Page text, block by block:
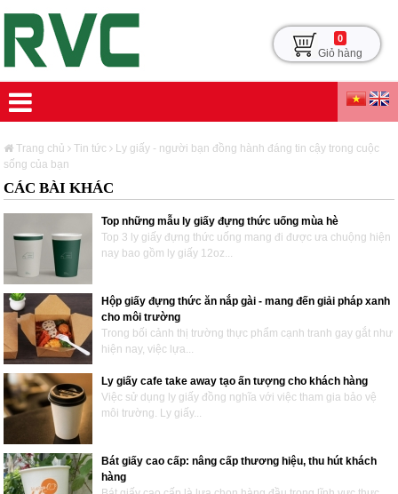
0
Giỏ hàng
Trang chủ Tin tức
Ly giấy - người bạn đồng hành đáng tin cậy trong cuộc
sống của bạn
CÁC BÀI KHÁC
Top những mẫu ly giấy đựng thức uống mùa hè
Top 3 ly giấy đựng thức uống mang đi được ưa chuộng hiện
nay bao gồm ly giấy 12oz...
Hộp giấy đựng thức ăn nắp gài - mang đến giải pháp xanh
cho môi trường
Trong bối cảnh thị trường thực phẩm cạnh tranh gay gắt như
hiện nay, việc lựa...
Ly giấy cafe take away tạo ấn tượng cho khách hàng
Việc sử dụng ly giấy đồng nghĩa với việc tham gia bảo vệ
môi trường. Ly giấy...
Bát giấy cao cấp: nâng cấp thương hiệu, thu hút khách
hàng